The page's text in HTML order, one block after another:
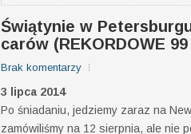
Świątynie w
carów (REKORDOWE
Brak komentarzy
3 lipca 2014
Po śniadaniu, jedziemy zaraz na
zamówiliśmy na 12 sierpnia, ale nie